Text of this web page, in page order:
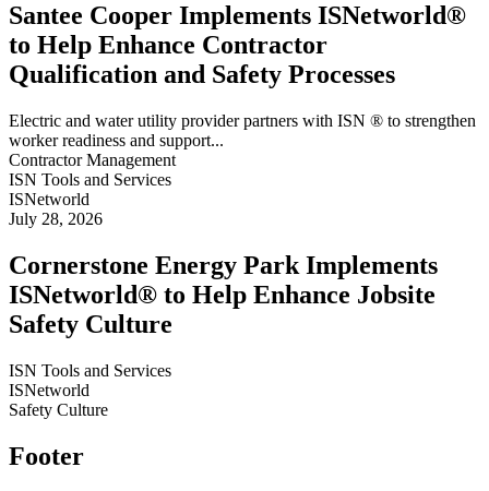
Santee Cooper Implements ISNetworld®
to Help Enhance Contractor
Qualification and Safety Processes
Electric and water utility provider partners with ISN ® to strengthen
worker readiness and support...
Contractor Management
ISN Tools and Services
ISNetworld
July 28, 2026
Cornerstone Energy Park Implements
ISNetworld® to Help Enhance Jobsite
Safety Culture
ISN Tools and Services
ISNetworld
Safety Culture
Footer